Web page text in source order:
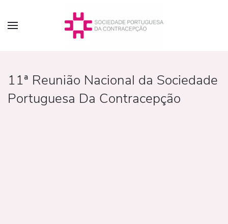
11ª Reunião Nacional da Sociedade
Portuguesa Da Contracepção